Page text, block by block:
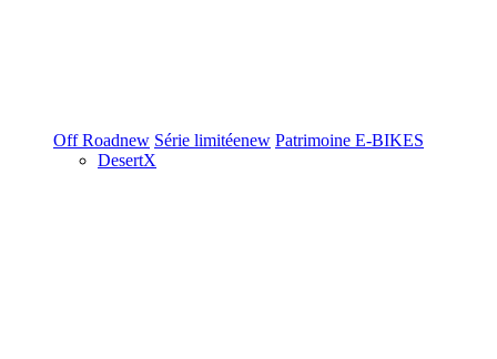
Off Roadnew Série limitéenew Patrimoine E-BIKES
DesertX